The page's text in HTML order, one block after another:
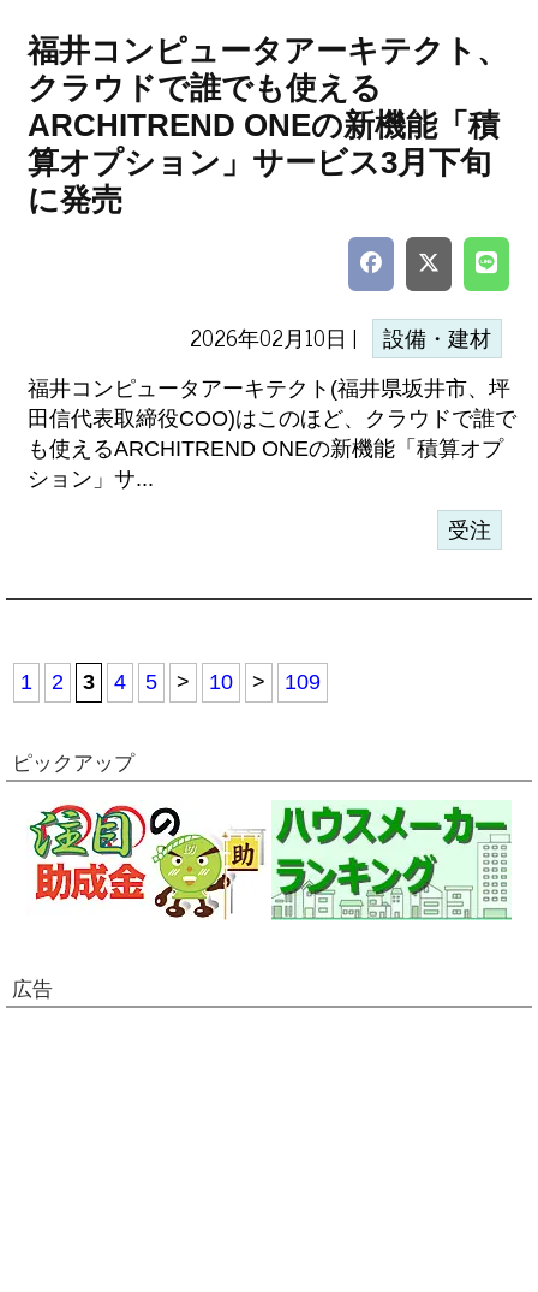
福井コンピュータアーキテクト、
クラウドで誰でも使える
ARCHITREND ONEの新機能「積
算オプション」サービス3月下旬
に発売
2026年02月10日 | 設備・建材
福井コンピュータアーキテクト(福井県坂井市、坪
田信代表取締役COO)はこのほど、クラウドで誰で
も使えるARCHITREND ONEの新機能「積算オプ
ション」サ...
受注
1 2 3 4 5 > 10 > 109
ピックアップ
広告